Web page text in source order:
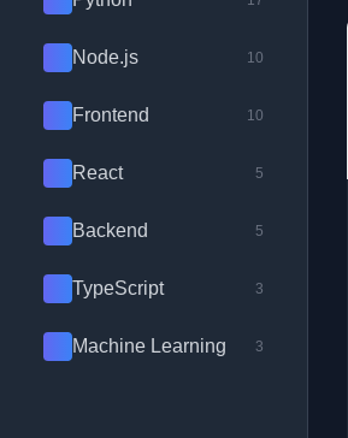
Node.js 10
Frontend 10
React 5
Backend 5
TypeScript 3
Machine Learning 3